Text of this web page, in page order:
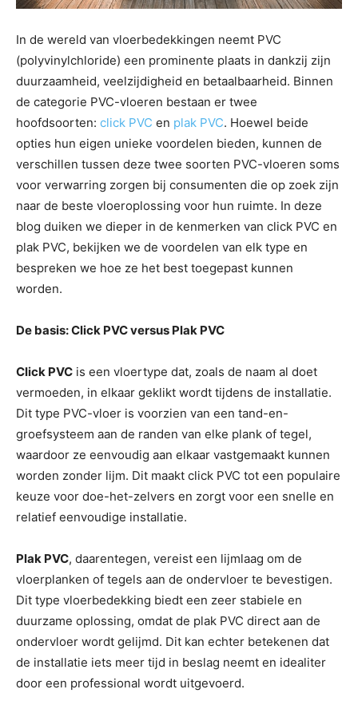
In de wereld van vloerbedekkingen neemt PVC
(polyvinylchloride) een prominente plaats in dankzij zijn
duurzaamheid, veelzijdigheid en betaalbaarheid. Binnen
de categorie PVC-vloeren bestaan er twee
hoofdsoorten: click PVC en plak PVC. Hoewel beide
opties hun eigen unieke voordelen bieden, kunnen de
verschillen tussen deze twee soorten PVC-vloeren soms
voor verwarring zorgen bij consumenten die op zoek zijn
naar de beste vloeroplossing voor hun ruimte. In deze
blog duiken we dieper in de kenmerken van click PVC en
plak PVC, bekijken we de voordelen van elk type en
bespreken we hoe ze het best toegepast kunnen
worden.
De basis: Click PVC versus Plak PVC
Click PVC is een vloertype dat, zoals de naam al doet
vermoeden, in elkaar geklikt wordt tijdens de installatie.
Dit type PVC-vloer is voorzien van een tand-en-
groefsysteem aan de randen van elke plank of tegel,
waardoor ze eenvoudig aan elkaar vastgemaakt kunnen
worden zonder lijm. Dit maakt click PVC tot een populaire
keuze voor doe-het-zelvers en zorgt voor een snelle en
relatief eenvoudige installatie.
Plak PVC, daarentegen, vereist een lijmlaag om de
vloerplanken of tegels aan de ondervloer te bevestigen.
Dit type vloerbedekking biedt een zeer stabiele en
duurzame oplossing, omdat de plak PVC direct aan de
ondervloer wordt gelijmd. Dit kan echter betekenen dat
de installatie iets meer tijd in beslag neemt en idealiter
door een professional wordt uitgevoerd.